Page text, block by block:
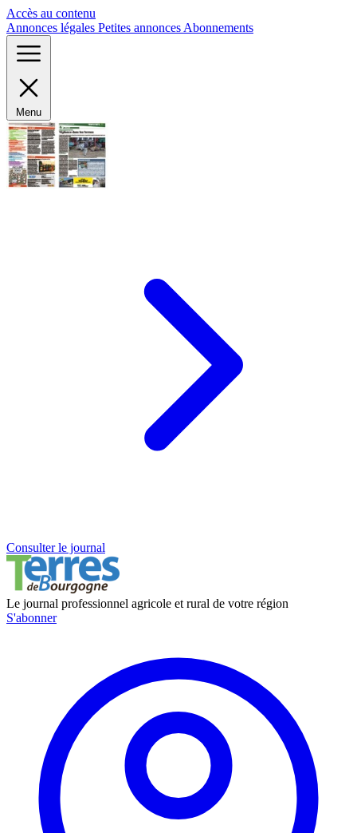
Accès au contenu
Annonces légales Petites annonces Abonnements
Menu
Consulter le journal
Le journal professionnel agricole et rural de votre région
S'abonner
Panneau de gestion des cookies